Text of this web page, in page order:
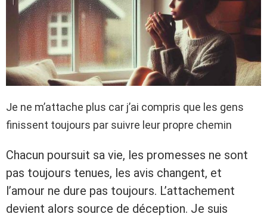
Je ne m’attache plus car j’ai compris que les gens
finissent toujours par suivre leur propre chemin
Chacun poursuit sa vie, les promesses ne sont
pas toujours tenues, les avis changent, et
l’amour ne dure pas toujours. L’attachement
devient alors source de déception. Je suis